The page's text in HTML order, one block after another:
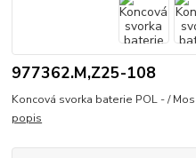
977362.M,Z25-108
Koncová svorka baterie POL - /
popis